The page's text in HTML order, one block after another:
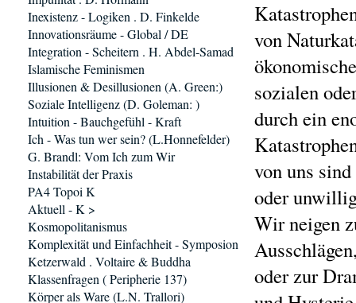
von
sozialen
durch ein
von uns
oder
Wir neigen
oder zur
Inexistenz - Logiken . D. Finkelde
Innovationsräume - Global / DE
Integration - Scheitern . H. Abdel-Samad
Islamische Feminismen
Illusionen & Desillusionen (A. Green:)
Soziale Intelligenz (D. Goleman: )
Intuition - Bauchgefühl - Kraft
Ich - Was tun wer sein? (L.Honnefelder)
G. Brandl: Vom Ich zum Wir
Instabilität der Praxis
PA4 Topoi K
Aktuell - K >
Kosmopolitanismus
Komplexität und Einfachheit - Symposion
Ketzerwald . Voltaire & Buddha
Klassenfragen ( Peripherie 137)
Körper als Ware (L.N. Trallori)